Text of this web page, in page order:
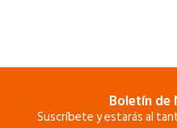
Boletín de
Suscríbete y estarás al